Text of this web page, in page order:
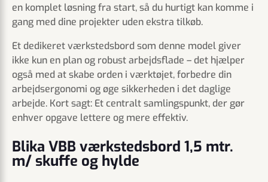
en komplet løsning fra start, så du hurtigt kan komme i
gang med dine projekter uden ekstra tilkøb.
Et dedikeret værkstedsbord som denne model giver
ikke kun en plan og robust arbejdsflade – det hjælper
også med at skabe orden i værktøjet, forbedre din
arbejdsergonomi og øge sikkerheden i det daglige
arbejde. Kort sagt: Et centralt samlingspunkt, der gør
enhver opgave lettere og mere effektiv.
Blika VBB værkstedsbord 1,5 mtr.
m/ skuffe og hylde